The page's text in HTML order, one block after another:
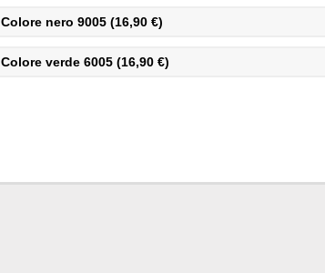
Colore nero 9005 (16,90 €)
Colore verde 6005 (16,90 €)